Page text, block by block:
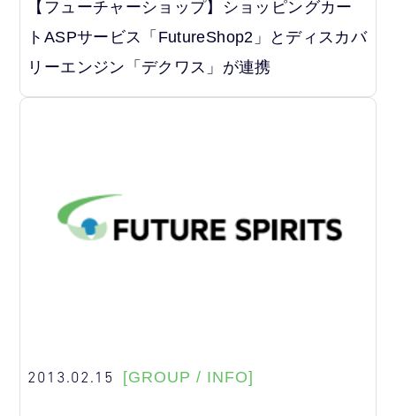
【フューチャーショップ】ショッピングカー
トASPサービス「FutureShop2」とディスカバ
リーエンジン「デクワス」が連携
2013.02.15 [GROUP / INFO]